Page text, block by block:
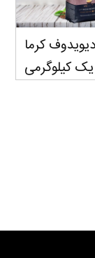
کرما
کیلوگرمی